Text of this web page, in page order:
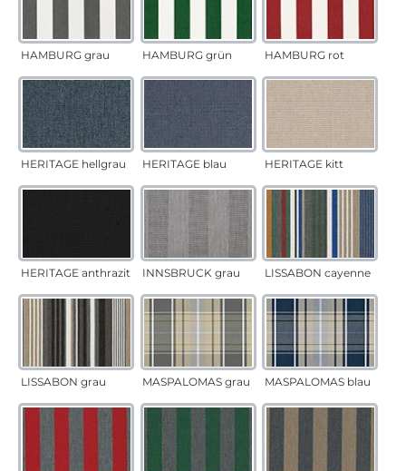
HAMBURG grau HAMBURG grün HAMBURG rot
HERITAGE hellgrau HERITAGE blau HERITAGE kitt
HERITAGE anthrazit INNSBRUCK grau LISSABON cayenne
LISSABON grau MASPALOMAS grau MASPALOMAS blau